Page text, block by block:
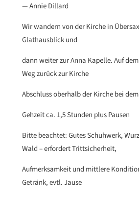
— Annie Dillard
Wir wandern von der Kirche in
Glathausblick und
dann weiter zur Anna Kapelle. Auf
Weg zurück zur Kirche
Abschluss oberhalb der Kirche bei
Gehzeit ca. 1,5 Stunden plus Pausen
Bitte beachtet: Gutes Schuhwerk,
Wald – erfordert Trittsicherheit,
Aufmerksamkeit und mittlere
Getränk, evtl. Jause